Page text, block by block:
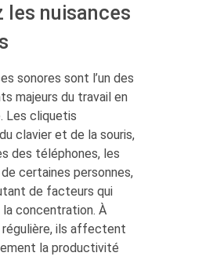
les nuisances
sonores sont l’un des
majeurs du travail en
Les cliquetis
clavier et de la souris,
des téléphones, les
certaines personnes,
de facteurs qui
concentration. À
régulière, ils affectent
la productivité